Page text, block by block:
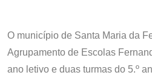
O município de Santa Maria da
Agrupamento de Escolas
ano letivo e duas turmas do 5.º